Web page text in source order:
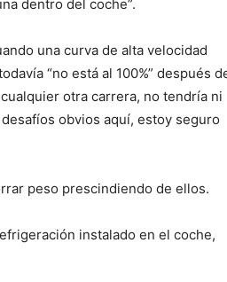
dentro del coche”.
una curva de alta velocidad
“no está al 100%” después
otra carrera, no tendría ni
obvios aquí, estoy seguro
peso prescindiendo de ellos.
instalado en el coche,